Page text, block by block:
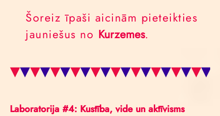
Šoreiz īpaši aicinām pieteikties
jauniešus no Kurzemes.
Laboratorija #4: Kustība, vide un aktīvisms